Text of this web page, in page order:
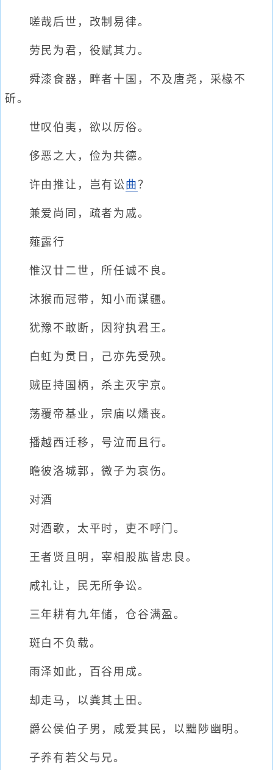
嗟哉后世，改制易律。
劳民为君，役赋其力。
舜漆食器，畔者十国，不及唐尧，采椽不
斫。
世叹伯夷，欲以厉俗。
侈恶之大，俭为共德。
许由推让，岂有讼 曲？
兼爱尚同，疏者为戚。
薤露行
惟汉廿二世，所任诚不良。
沐猴而冠带，知小而谋疆。
犹豫不敢断，因狩执君王。
白虹为贯日，己亦先受殃。
贼臣持国柄，杀主灭宇京。
荡覆帝基业，宗庙以燔丧。
播越西迁移，号泣而且行。
瞻彼洛城郭，微子为哀伤。
对酒
对酒歌，太平时，吏不呼门。
王者贤且明，宰相股肱皆忠良。
咸礼让，民无所争讼。
三年耕有九年储，仓谷满盈。
斑白不负载。
雨泽如此，百谷用成。
却走马，以粪其土田。
爵公侯伯子男，咸爱其民，以黜陟幽明。
子养有若父与兄。